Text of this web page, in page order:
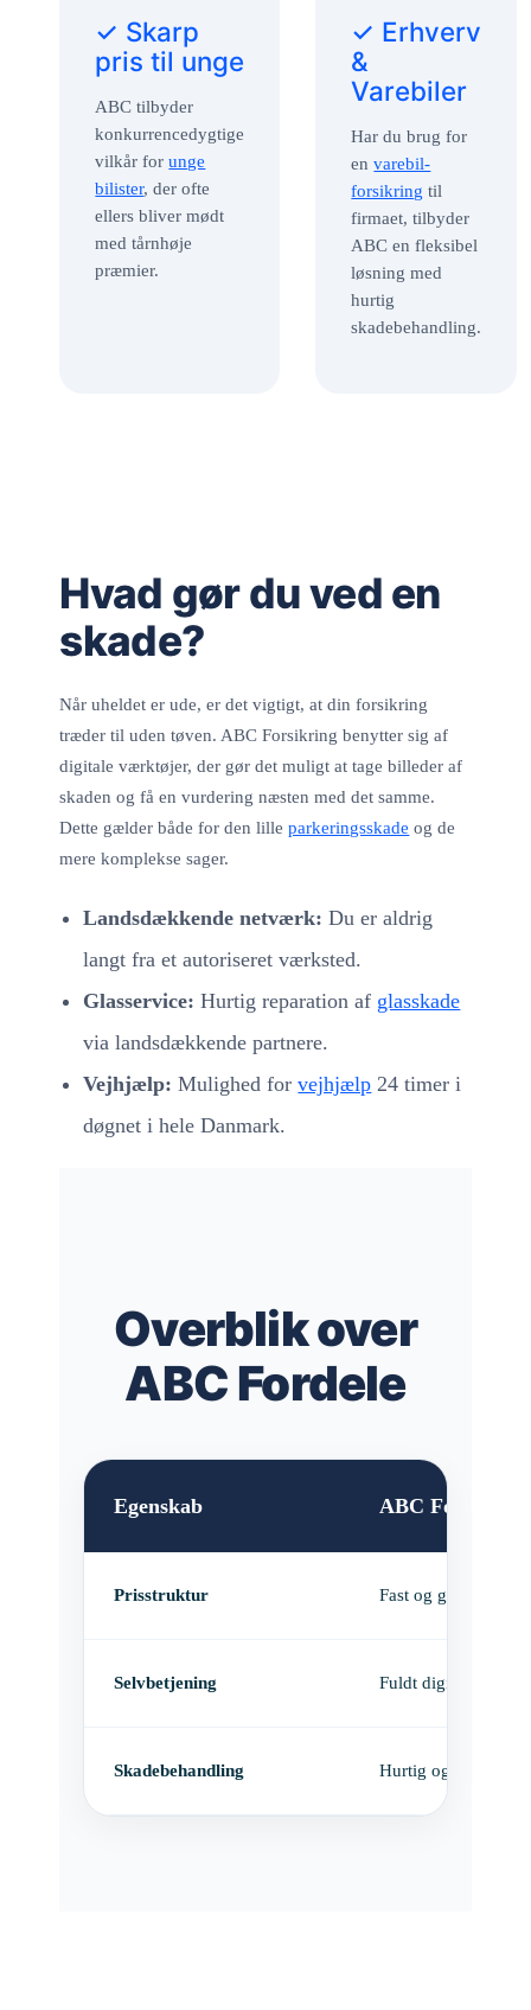
✓ Skarp
pris til unge
ABC tilbyder
konkurrencedygtige
vilkår forunge
bilister, der ofte
ellers bliver mødt
med tårnhøje
præmier.
✓ Erhverv
&
Varebiler
Har du brug for
envarebil-
forsikring til
firmaet, tilbyder
ABC en fleksibel
løsning med
hurtig
skadebehandling.
Hvad gør du ved en
skade?
Når uheldet er ude, er det vigtigt, at din forsikring
træder til uden tøven. ABC Forsikring benytter sig af
digitale værktøjer, der gør det muligt at tage billeder af
skaden og få en vurdering næsten med det samme.
Dette gælder både for den lilleparkeringsskade og de
mere komplekse sager.
Landsdækkende netværk: Du er aldrig
langt fra et autoriseret værksted.
Glasservice: Hurtig reparation af glasskade
via landsdækkende partnere.
Vejhjælp: Mulighed forvejhjælp 24 timer i
døgnet i hele Danmark.
Overblik over
ABC Fordele
Egenskab ABC Forsikring
Prisstruktur Fast og
Selvbetjening Fuldt digital
Skadebehandling Hurtig og